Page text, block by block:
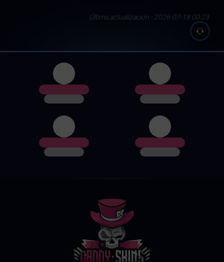
Última actualización - 2026-07-18 00:23